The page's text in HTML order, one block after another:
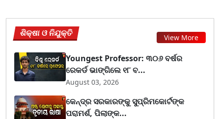
ଶିକ୍ଷା ଓ ନିଯୁକ୍ତି View More
Youngest Professor: ୩୦୬ ବର୍ଷର
ରେକର୍ଡ ଭାଙ୍ଗିଲେ ୧୮ ବ...
August 03, 2026
କେନ୍ଦ୍ର ସରକାରଙ୍କୁ ସୁପ୍ରିମକୋର୍ଟଙ୍କ
ପରାମର୍ଶ, ପିଲାଙ୍କ...